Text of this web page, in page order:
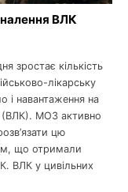
ВЛК
зростає кількість
лікарську
і навантаження на
(ВЛК). МОЗ активно
цю
що отримали
ВЛК у цивільних